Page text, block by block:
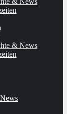
& News